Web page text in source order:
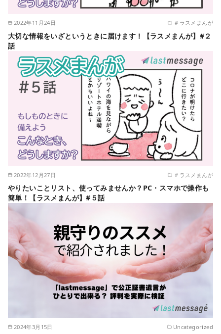
2022年11月24日 ＃ラスメまんが
大切な情報をいざというときに届けます！【ラスメまんが】#２
話
2022年12月27日 ＃ラスメまんが
やりたいことリスト、使ってみませんか？PC・スマホで操作も
簡単！【ラスメまんが】#５話
2024年3月15日 Uncategorized